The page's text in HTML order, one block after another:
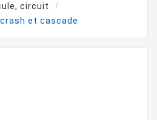
circuit
et cascade